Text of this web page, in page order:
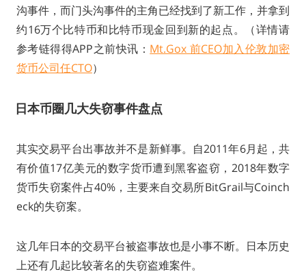
沟事件，而门头沟事件的主角已经找到了新工作，并拿到
约16万个比特币和比特币现金回到新的起点。（详情请
参考链得得APP之前快讯： Mt.Gox 前CEO加入伦敦加密
货币公司任CTO）
日本币圈几大失窃事件盘点
其实交易平台出事故并不是新鲜事。自2011年6月起，共
有价值17亿美元的数字货币遭到黑客盗窃，2018年数字
货币失窃案件占40%，主要来自交易所BitGrail与Coinch
eck的失窃案。
这几年日本的交易平台被盗事故也是小事不断。日本历史
上还有几起比较著名的失窃盗难案件。